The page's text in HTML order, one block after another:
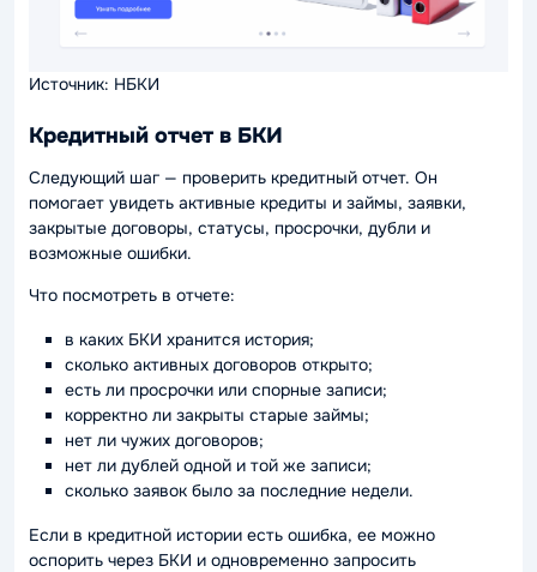
Источник: НБКИ
Кредитный отчет в БКИ
Следующий шаг — проверить кредитный отчет. Он
помогает увидеть активные кредиты и займы, заявки,
закрытые договоры, статусы, просрочки, дубли и
возможные ошибки.
Что посмотреть в отчете:
в каких БКИ хранится история;
сколько активных договоров открыто;
есть ли просрочки или спорные записи;
корректно ли закрыты старые займы;
нет ли чужих договоров;
нет ли дублей одной и той же записи;
сколько заявок было за последние недели.
Если в кредитной истории есть ошибка, ее можно
оспорить через БКИ и одновременно запросить